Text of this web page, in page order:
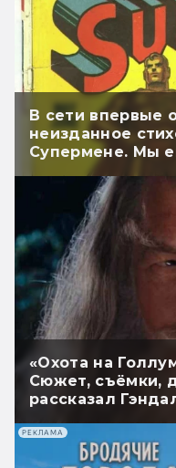
В сети впервые
неизданное
Супермене. Мы
«Охота на
Сюжет, съёмки,
рассказал
РЕКЛАМА